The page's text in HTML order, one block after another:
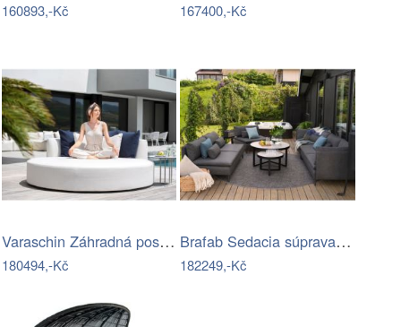
160893,-Kč 167400,-Kč
Varaschin Záhradná posteľ BELT Mdum
180494,-Kč
Brafab Sedacia súprava CALLISTO Mdum
182249,-Kč